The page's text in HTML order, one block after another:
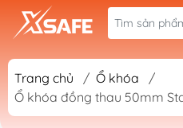
Trang chủ / Ổ khóa
/
Ổ khóa đồng thau 50mm